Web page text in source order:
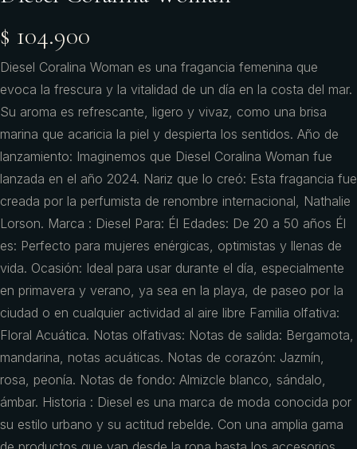
$ 104.900
Diesel Coralina Woman es una fragancia femenina que
evoca la frescura y la vitalidad de un día en la costa del mar.
Su aroma es refrescante, ligero y vivaz, como una brisa
marina que acaricia la piel y despierta los sentidos. Año de
lanzamiento: Imaginemos que Diesel Coralina Woman fue
lanzada en el año 2024. Nariz que lo creó: Esta fragancia fue
creada por la perfumista de renombre internacional, Nathalie
Lorson. Marca : Diesel Para: Él Edades: De 20 a 50 años Él
es: Perfecto para mujeres enérgicas, optimistas y llenas de
vida. Ocasión: Ideal para usar durante el día, especialmente
en primavera y verano, ya sea en la playa, de paseo por la
ciudad o en cualquier actividad al aire libre Familia olfativa:
Floral Acuática. Notas olfativas: Notas de salida: Bergamota,
mandarina, notas acuáticas. Notas de corazón: Jazmín,
rosa, peonía. Notas de fondo: Almizcle blanco, sándalo,
ámbar. Historia : Diesel es una marca de moda conocida por
su estilo urbano y su actitud rebelde. Con una amplia gama